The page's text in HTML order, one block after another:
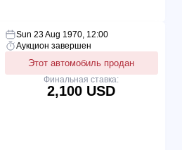
Sun 23 Aug 1970, 12:00
Аукцион завершен
Этот автомобиль продан
Финальная ставка:
2,100 USD